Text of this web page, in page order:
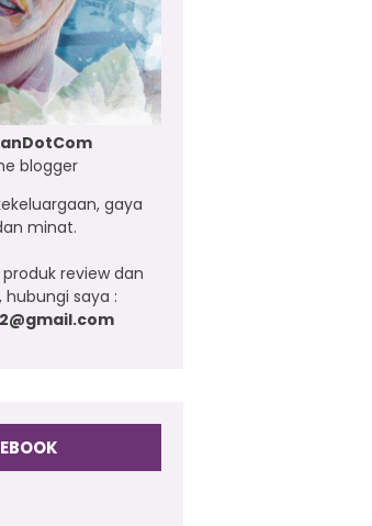
blogger
gaya
minat.
review dan
hubungi saya :